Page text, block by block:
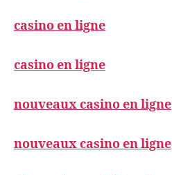
casino en ligne
casino en ligne
nouveaux casino en ligne
nouveaux casino en ligne